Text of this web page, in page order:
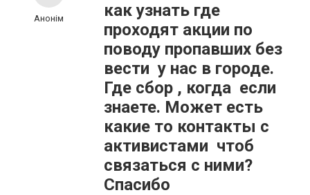
Анонім
как узнать где
проходят акции по
поводу пропавших без
вести у нас в городе.
Где сбор , когда если
знаете. Может есть
какие то контакты с
активистами чтоб
связаться с ними?
Спасибо